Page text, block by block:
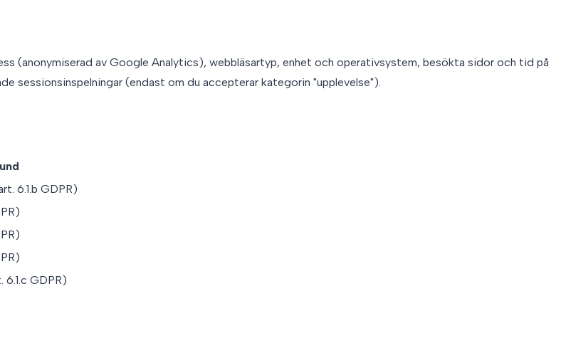
(anonymiserad av Google Analytics), webbläsartyp, enhet och operativsystem, besökta sidor och tid på
sessionsinspelningar (endast om du accepterar kategorin "upplevelse").
6.1.b GDPR)
GDPR)